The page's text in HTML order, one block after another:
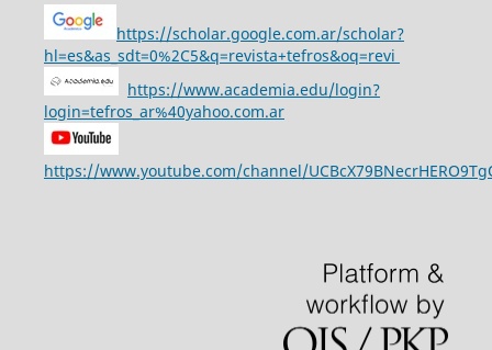
https://scholar.google.com.ar/scholar?
hl=es&as_sdt=0%2C5&q=revista+tefros&oq=revi
https://www.academia.edu/login?
login=tefros_ar%40yahoo.com.ar
https://www.youtube.com/channel/